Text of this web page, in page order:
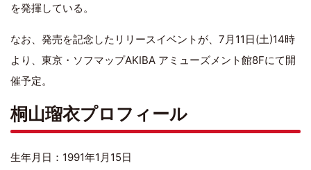
を発揮している。
なお、発売を記念したリリースイベントが、7月11日(土)14時
より、東京・ソフマップAKIBA アミューズメント館8Fにて開
催予定。
桐山瑠衣プロフィール
生年月日：1991年1月15日